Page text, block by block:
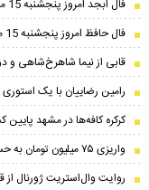
فال ابجد امروز پنجشنبه 15 مرداد ماه 1405
فال حافظ امروز پنجشنبه 15 مرداد ماه 1405
قابی از نیما شاهرخ‌شاهی و
رامین رضاییان با یک
کرکره کافه‌ها در مشهد
واریزی ۷۵ میلیون تومان به حساب بازنشستگان بانک صادرات
روایت وال‌استریت ژورنال از